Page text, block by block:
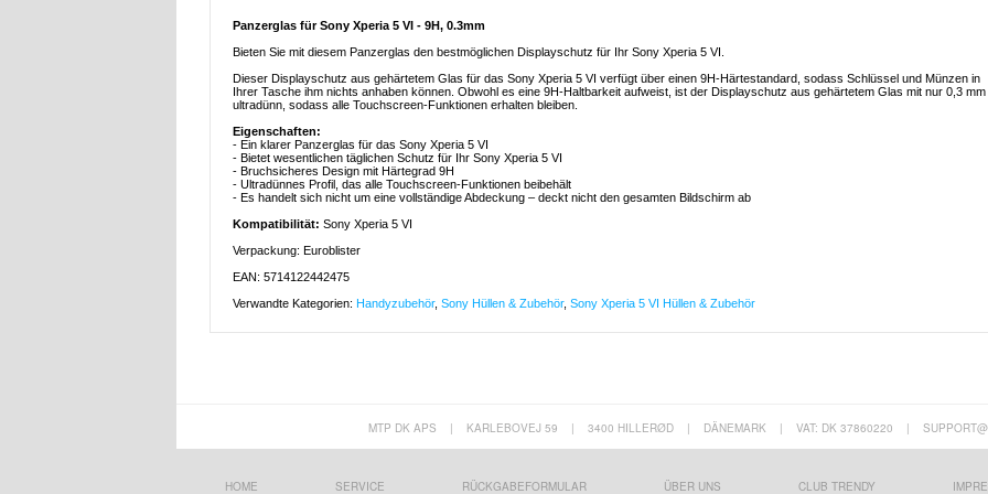
Panzerglas für Sony Xperia 5 VI - 9H, 0.3mm
Bieten Sie mit diesem Panzerglas den bestmöglichen Displayschutz für Ihr Sony Xperia 5 VI.
Dieser Displayschutz aus gehärtetem Glas für das Sony Xperia 5 VI verfügt über einen 9H-Härtestandard, sodass Schlüssel und Münzen in
Ihrer Tasche ihm nichts anhaben können. Obwohl es eine 9H-Haltbarkeit aufweist, ist der Displayschutz aus gehärtetem Glas mit nur 0,3 mm
ultradünn, sodass alle Touchscreen-Funktionen erhalten bleiben.
Eigenschaften:
- Ein klarer Panzerglas für das Sony Xperia 5 VI
- Bietet wesentlichen täglichen Schutz für Ihr Sony Xperia 5 VI
- Bruchsicheres Design mit Härtegrad 9H
- Ultradünnes Profil, das alle Touchscreen-Funktionen beibehält
- Es handelt sich nicht um eine vollständige Abdeckung – deckt nicht den gesamten Bildschirm ab
Kompatibilität: Sony Xperia 5 VI
Verpackung: Euroblister
EAN: 5714122442475
Verwandte Kategorien: Handyzubehör, Sony Hüllen & Zubehör, Sony Xperia 5 VI Hüllen & Zubehör
MTP DK APS | KARLEBOVEJ 59 | 3400 HILLERØD | DÄNEMARK | VAT: DK 37860220 |
HOME SERVICE RÜCKGABEFORMULAR ÜBER UNS CLUB TRENDY